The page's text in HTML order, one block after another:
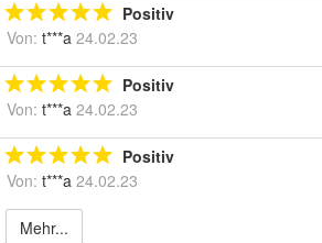
Positiv
Von: t***a 24.02.23
Positiv
Von: t***a 24.02.23
Positiv
Von: t***a 24.02.23
Mehr...